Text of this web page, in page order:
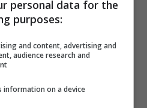
domenica, ecco
personal data for the
purposes:
and content, advertising and
audience research and
information on a device